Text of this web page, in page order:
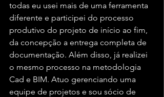
todas eu usei mais de uma ferramenta
diferente e participei do processo
produtivo do projeto de início ao fim,
da concepção a entrega completa de
documentação. Além disso, já realizei
o mesmo processo na metodologia
Cad e BIM. Atuo gerenciando uma
equipe de projetos e sou sócio de